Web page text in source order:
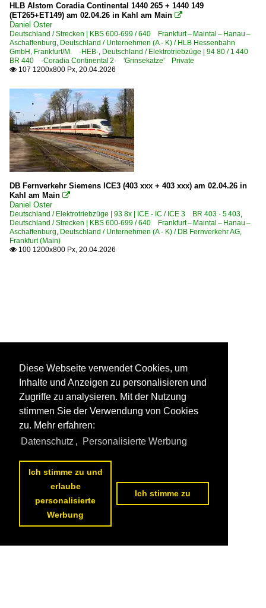
HLB Alstom Coradia Continental 1440 265 + 1440 149
(ET265+ET149) am 02.04.26 in Kahl am Main 
Daniel Oster
Deutschland / Strecken | KBS 600-699 / 640 Frankfurt – Maintal – Hanau –
Aschaffenburg, Deutschland / Unternehmen (A - K) / HLB Hessenbahn
GmbH, Frankfurt/M. ·HEB·, Deutschland / Elektrotriebzüge | 94 80 / 1 440
BR 440 ·Coradia Continental 2· 'Grinsekatze' Private
 107 1200x800 Px, 20.04.2026
DB Fernverkehr Siemens ICE3 (403 xxx + 403 xxx) am 02.04.26 in
Kahl am Main 
Daniel Oster
Deutschland / Elektrotriebzüge | 93 8x | ICE - IC / ICE 3 BR 403 · 5 403,
Deutschland / Strecken | KBS 600-699 / 640 Frankfurt – Maintal – Hanau –
Aschaffenburg, Deutschland / Unternehmen (A - K) / DB Fernverkehr AG,
Frankfurt (Main)
 100 1200x800 Px, 20.04.2026
Diese Webseite verwendet Cookies, um
Inhalte und Anzeigen zu personalisieren und
Zugriffe zu analysieren. Mit der Nutzung
stimmen Sie der Verwendung von Cookies
zu. Mehr erfahren:
Datenschutz , Personalisierte Werbung
Ich stimme zu und
erlaube
personalisierte
Werbung
Ich stimme zu